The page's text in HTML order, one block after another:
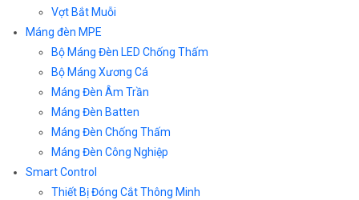
Vợt Bắt Muỗi
Máng đèn MPE
Bộ Máng Đèn LED Chống Thấm
Bộ Máng Xương Cá
Máng Đèn Âm Trần
Máng Đèn Batten
Máng Đèn Chống Thấm
Máng Đèn Công Nghiệp
Smart Control
Thiết Bị Đóng Cắt Thông Minh